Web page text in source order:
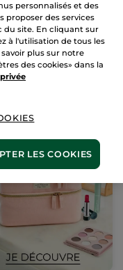
personnalisés et des
proposer des services
du site. En cliquant sur
à l'utilisation de tous les
plus sur notre
des cookies» dans la
LES COOKIES